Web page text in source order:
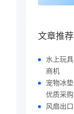
文章推荐
水上玩
商机
宠物冰
优质采
风扇出